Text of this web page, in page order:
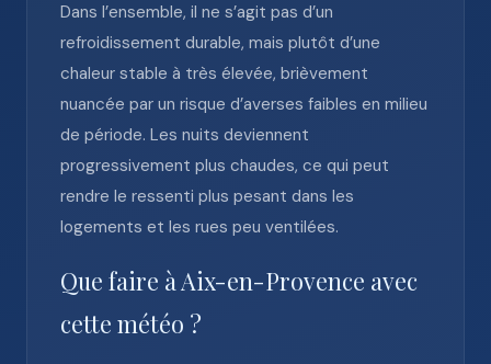
Dans l’ensemble, il ne s’agit pas d’un
refroidissement durable, mais plutôt d’une
chaleur stable à très élevée, brièvement
nuancée par un risque d’averses faibles en milieu
de période. Les nuits deviennent
progressivement plus chaudes, ce qui peut
rendre le ressenti plus pesant dans les
logements et les rues peu ventilées.
Que faire à Aix-en-Provence avec
cette météo ?